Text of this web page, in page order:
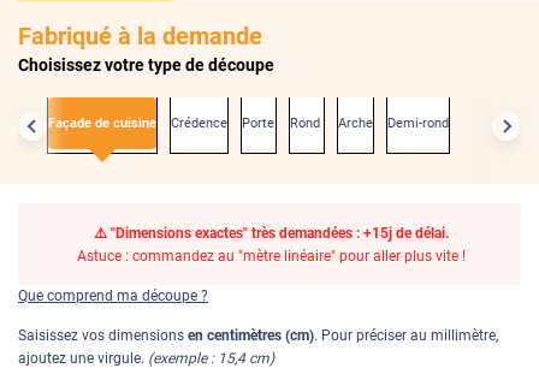
Fabriqué à la demande
Choisissez votre type de découpe
Façade de cuisine Crédence Porte Rond Arche Demi-rond
⚠️ "Dimensions exactes" très demandées : +15j de délai.
Astuce : commandez au "mètre linéaire" pour aller plus vite !
Que comprend ma découpe ?
Saisissez vos dimensions en centimètres (cm). Pour préciser au millimètre,
ajoutez une virgule. (exemple : 15,4 cm)